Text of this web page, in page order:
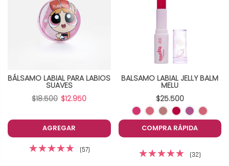
BÁLSAMO LABIAL PARA LABIOS
SUAVES
$18.500 $12.950
AGREGAR
(57)
BALSAMO LABIAL JELLY BALM
MELU
$25.500
COMPRA RÁPIDA
(32)